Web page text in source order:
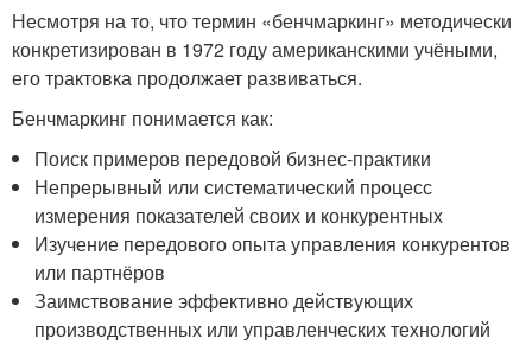
Несмотря на то, что термин «бенчмаркинг» методически
конкретизирован в 1972 году американскими учёными,
его трактовка продолжает развиваться.
Бенчмаркинг понимается как:
Поиск примеров передовой бизнес-практики
Непрерывный или систематический процесс
измерения показателей своих и конкурентных
Изучение передового опыта управления конкурентов
или партнёров
Заимствование эффективно действующих
производственных или управленческих технологий